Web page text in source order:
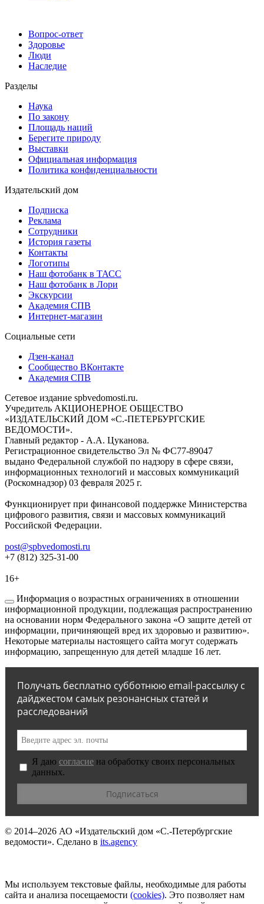
Вопрос-ответ
Здоровье
Люди
Наследие
Разделы
Наука
По закону
Площадь наций
Берегите природу
Выставки
Официальная информация
Политика конфиденциальности
Издательский дом
Подписка
Реклама
Сотрудники
История газеты
Контакты
Логотипы
Наш фотобанк в ТАСС
Наш фотобанк в Лори
Экскурсии
Академия СПВ
Интернет-магазин
Социальные сети
Дзен-канал
Сообщество ВКонтакте
Академия СПВ
Сетевое издание spbvedomosti.ru.
Учредитель АКЦИОНЕРНОЕ ОБЩЕСТВО
«ИЗДАТЕЛЬСКИЙ ДОМ «С.-ПЕТЕРБУРГСКИЕ
ВЕДОМОСТИ».
Главный редактор - А.А. Цуканова.
Регистрационное свидетельство Эл № ФС77-89047
выдано Федеральной службой по надзору в сфере связи,
информационных технологий и массовых коммуникаций
(Роскомнадзор) 03 февраля 2025 г.
Функционирует при финансовой поддержке Министерства
цифрового развития, связи и массовых коммуникаций
Российской Федерации.
post@spbvedomosti.ru
+7 (812) 325-31-00
16+
Информация о возрастных ограничениях в отношении
информационной продукции, подлежащая распространению
на основании норм Федерального закона «О защите детей от
информации, причиняющей вред их здоровью и развитию».
Некоторые материалы настоящего сайта могут содержать
информацию, запрещенную для детей младше 16 лет.
Получать бесплатно субботнюю email-рассылку с
дайджестом самых резонансных статей и
расследований
Я даю согласие на обработку своих персональных
данных.
© 2014–2026 АО «Издательский дом «С.-Петербургские
ведомости». Сделано в its.agency
Мы используем текстовые файлы, необходимые для работы
сайта и анализа посещаемости (сookies). Это позволяет нам